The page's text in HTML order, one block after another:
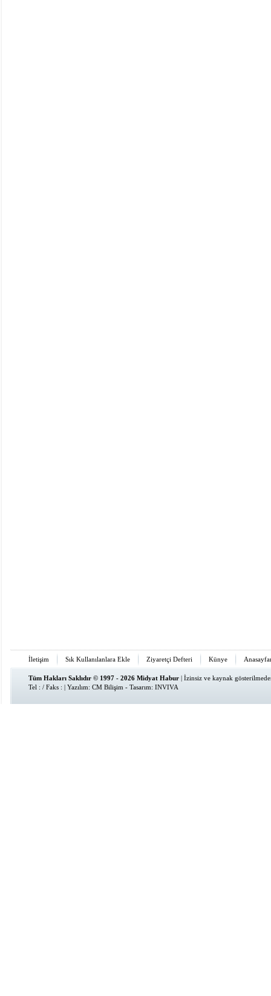
İletişim Sık Kullanılanlara Ekle Ziyaretçi Defteri Künye
Tüm Hakları Saklıdır © 1997 - 2026 Midyat Habur | İzinsiz ve kaynak
Tel : / Faks : | Yazılım: CM Bilişim - Tasarım: INVIVA